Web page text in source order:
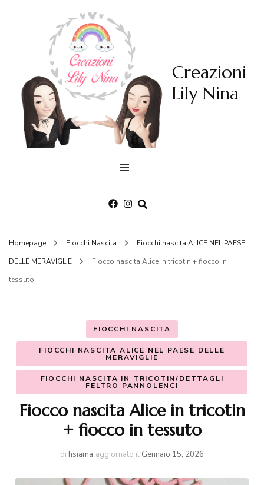
Creazioni
Lily Nina
Homepage Fiocchi Nascita
Fiocchi nascita ALICE NEL PAESE
DELLE MERAVIGLIE
Fiocco nascita Alice in tricotin + fiocco in
tessuto
FIOCCHI NASCITA
FIOCCHI NASCITA ALICE NEL PAESE DELLE
MERAVIGLIE
FIOCCHI NASCITA IN TRICOTIN/DETTAGLI
FELTRO PANNOLENCI
Fiocco nascita Alice in tricotin
+ fiocco in tessuto
di hsiama aggiornato il Gennaio 15, 2026